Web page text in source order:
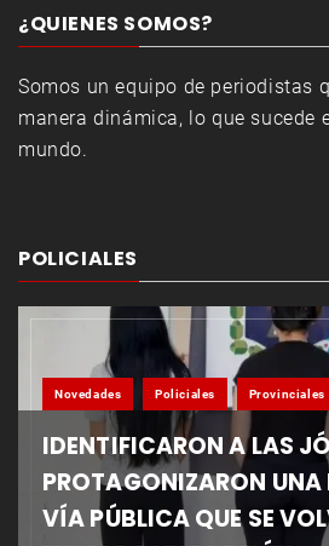
¿QUIENES SOMOS?
Somos un equipo de periodistas
manera dinámica, lo que sucede
mundo.
POLICIALES
Novedades Policiales Provinciales
IDENTIFICARON A LAS
PROTAGONIZARON UNA
VÍA PÚBLICA QUE SE